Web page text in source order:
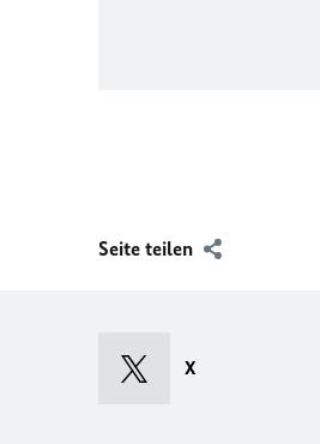
Seite teilen
X